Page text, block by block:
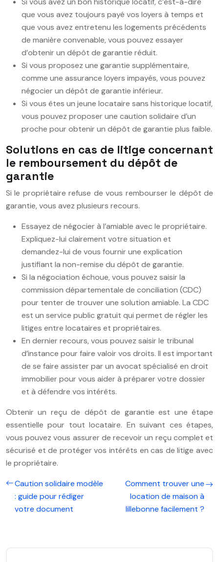
que vous avez toujours payé vos loyers à temps et
que vous avez entretenu les logements précédents
de manière convenable, vous pouvez essayer
d’obtenir un dépôt de garantie réduit.
Si vous proposez une garantie supplémentaire,
comme une assurance loyers impayés, vous pouvez
négocier un dépôt de garantie inférieur.
Si vous êtes un jeune locataire sans historique locatif,
vous pouvez proposer une caution solidaire d’un
proche pour obtenir un dépôt de garantie plus faible.
Solutions en cas de litige concernant
le remboursement du dépôt de
garantie
Si le propriétaire refuse de vous rembourser le dépôt de
garantie, vous avez plusieurs recours.
Essayez de négocier à l’amiable avec le propriétaire.
Expliquez-lui clairement votre situation et
demandez-lui de vous fournir une explication
justifiant la non-remise du dépôt de garantie.
Si la négociation échoue, vous pouvez saisir la
commission départementale de conciliation (CDC)
pour tenter de trouver une solution amiable. La CDC
est un service public gratuit qui permet de régler les
litiges entre locataires et propriétaires.
En dernier recours, vous pouvez saisir le tribunal
d’instance pour faire valoir vos droits. Il est important
de se faire assister par un avocat spécialisé en droit
immobilier pour vous aider à préparer votre dossier
et à défendre vos intérêts.
Obtenir un reçu de dépôt de garantie est une étape
essentielle pour tout locataire. En suivant ces étapes,
vous pouvez vous assurer de recevoir un reçu complet et
sécurisé et de protéger vos intérêts en cas de litige avec
le propriétaire.
Caution solidaire modèle
: guide pour rédiger
votre document
Comment trouver une
location de maison à
lillebonne facilement ?